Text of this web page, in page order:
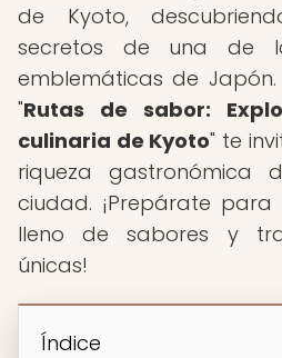
de Kyoto,
secretos de una de
emblemáticas de
"Rutas de sabor:
culinaria de Kyoto" te
riqueza gastronómica
ciudad. ¡Prepárate para
lleno de sabores y
únicas!
Índice